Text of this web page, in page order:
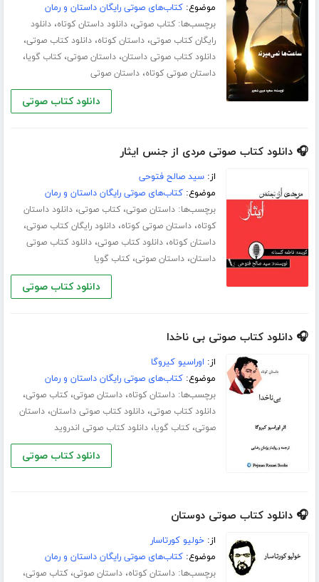
موضوع:کتاب‌های صوتی رایگان داستان و رمان
برچسب‌ها:کتاب صوتی،دانلود داستان کوتاه،دانلود
رایگان کتاب صوتی،داستان کوتاه،دانلود کتاب صوتی،
دانلود کتاب صوتی داستان،داستان صوتی،کتاب گویا،
داستان صوتی کوتاه،داستان صوتی
دانلود کتاب صوتی
🎧 دانلود کتاب صوتی مردی از جنس ایثار
از:سید صالح فتوحی
موضوع:کتاب‌های صوتی رایگان داستان و رمان
برچسب‌ها:داستان صوتی،کتاب صوتی،دانلود داستان
کوتاه،داستان صوتی کوتاه،دانلود رایگان کتاب صوتی،
داستان کوتاه،دانلود کتاب صوتی،دانلود کتاب صوتی
داستان،داستان صوتی،کتاب گویا
دانلود کتاب صوتی
🎧 دانلود کتاب صوتی بی ناخدا
از: اوراسیو کیروگا
موضوع:کتاب‌های صوتی رایگان داستان و رمان
برچسب‌ها:داستان کوتاه،داستان صوتی،کتاب صوتی،
دانلود کتاب صوتی،دانلود کتاب صوتی داستان،داستان
صوتی،کتاب گویا،دانلود کتاب صوتی اندروید
دانلود کتاب صوتی
🎧 دانلود کتاب صوتی دوستان
از:خولیو کورتاسار
موضوع:کتاب‌های صوتی رایگان داستان و رمان
برچسب‌ها:داستان کوتاه،داستان صوتی،کتاب صوتی،